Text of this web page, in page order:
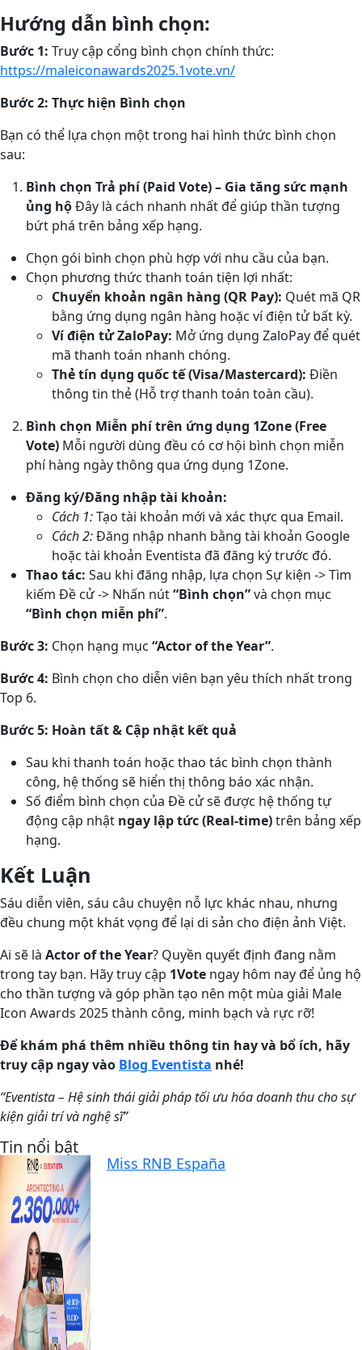
Hướng dẫn bình chọn:
Bước 1: Truy cập cổng bình chọn chính thức:
https://maleiconawards2025.1vote.vn/
Bước 2: Thực hiện Bình chọn
Bạn có thể lựa chọn một trong hai hình thức bình chọn
sau:
Bình chọn Trả phí (Paid Vote) – Gia tăng sức mạnh
ủng hộĐây là cách nhanh nhất để giúp thần tượng
bứt phá trên bảng xếp hạng.
Chọn gói bình chọn phù hợp với nhu cầu của bạn.
Chọn phương thức thanh toán tiện lợi nhất:
Chuyển khoản ngân hàng (QR Pay): Quét mã QR
bằng ứng dụng ngân hàng hoặc ví điện tử bất kỳ.
Ví điện tử ZaloPay: Mở ứng dụng ZaloPay để quét
mã thanh toán nhanh chóng.
Thẻ tín dụng quốc tế (Visa/Mastercard): Điền
thông tin thẻ (Hỗ trợ thanh toán toàn cầu).
Bình chọn Miễn phí trên ứng dụng 1Zone (Free
Vote) Mỗi người dùng đều có cơ hội bình chọn miễn
phí hàng ngày thông qua ứng dụng 1Zone.
Đăng ký/Đăng nhập tài khoản:
Cách 1:Tạo tài khoản mới và xác thực qua Email.
Cách 2:Đăng nhập nhanh bằng tài khoản Google
hoặc tài khoản Eventista đã đăng ký trước đó.
Thao tác: Sau khi đăng nhập, lựa chọn Sự kiện -> Tìm
kiếm Đề cử -> Nhấn nút“Bình chọn”và chọn mục
“Bình chọn miễn phí”.
Bước 3: Chọn hạng mục “Actor of the Year”.
Bước 4: Bình chọn cho diễn viên bạn yêu thích nhất trong
Top 6.
Bước 5: Hoàn tất & Cập nhật kết quả
Sau khi thanh toán hoặc thao tác bình chọn thành
công, hệ thống sẽ hiển thị thông báo xác nhận.
Số điểm bình chọn của Đề cử sẽ được hệ thống tự
động cập nhật ngay lập tức (Real-time)trên bảng xếp
hạng.
Kết Luận
Sáu diễn viên, sáu câu chuyện nỗ lực khác nhau, nhưng
đều chung một khát vọng để lại di sản cho điện ảnh Việt.
Ai sẽ là Actor of the Year? Quyền quyết định đang nằm
trong tay bạn. Hãy truy cập 1Vote ngay hôm nay để ủng hộ
cho thần tượng và góp phần tạo nên một mùa giải Male
Icon Awards 2025 thành công, minh bạch và rực rỡ!
Để khám phá thêm nhiều thông tin hay và bổ ích, hãy
truy cập ngay vào Blog Eventista nhé!
“Eventista – Hệ sinh thái giải pháp tối ưu hóa doanh thu cho sự
kiện giải trí và nghệ sĩ”
Tin nổi bật
Miss RNB España